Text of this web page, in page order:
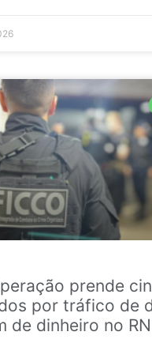
prende
por tráfico de
de dinheiro no RN